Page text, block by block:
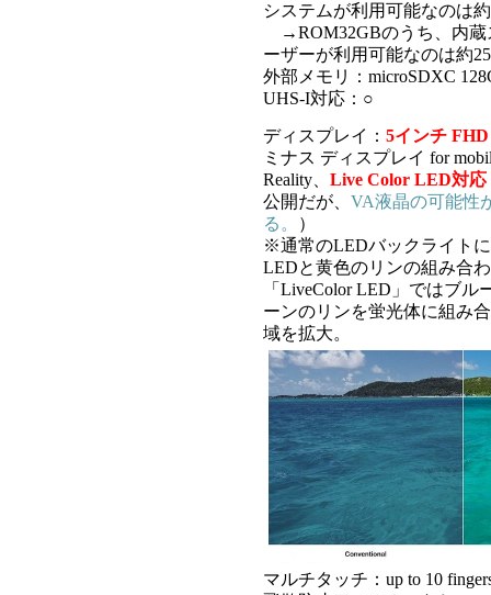
システムが利用可能なのは
→ROM32GBのうち、内蔵
ーザーが利用可能なのは約
外部メモリ：microSDXC
UHS-I対応：○
ディスプレイ： 5インチ
ミナス ディスプレイ for
Reality、 Live Color LED対応
公開だが、 VA液晶の可能性
る。
）
※通常のLEDバックライト
LEDと黄色のリンの組み合
「LiveColor LED」ではブル
ーンのリンを蛍光体に組み
域を拡大。
マルチタッチ：up to 10